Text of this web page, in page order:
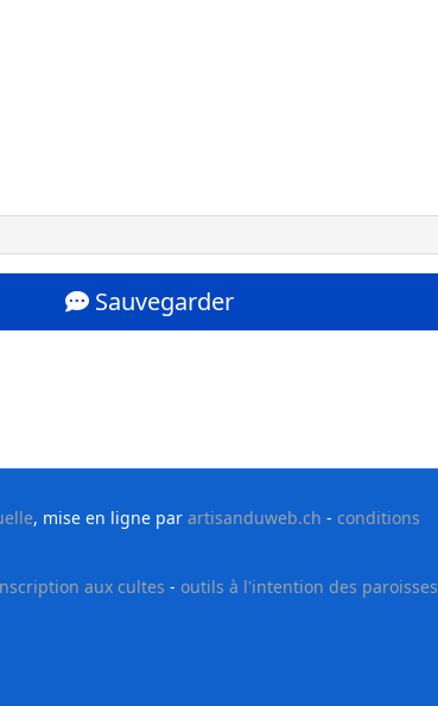
Sauvegarder
, mise en ligne par artisanduweb.ch - conditions
aux cultes - outils à l'intention des paroisses